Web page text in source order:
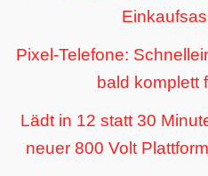
Pixel-Telefone:
bald komplett
Lädt in 12 statt 30
neuer 800 Volt